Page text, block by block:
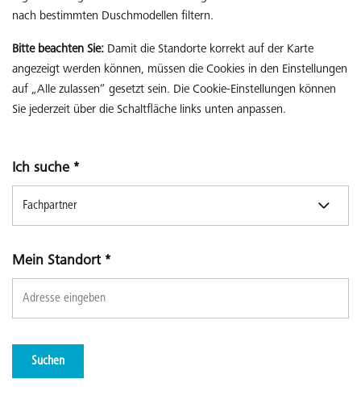
nach bestimmten Duschmodellen filtern.
Bitte beachten Sie: Damit die Standorte korrekt auf der Karte
angezeigt werden können, müssen die Cookies in den Einstellungen
auf „Alle zulassen“ gesetzt sein. Die Cookie-Einstellungen können
Sie jederzeit über die Schaltfläche links unten anpassen.
Ich suche *
Mein Standort *
Suchen